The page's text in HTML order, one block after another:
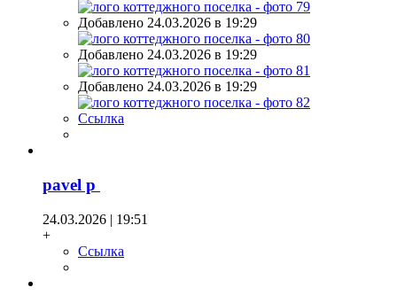
Добавлено 24.03.2026 в 19:29
Добавлено 24.03.2026 в 19:29
Добавлено 24.03.2026 в 19:29
Ссылка
pavel p
24.03.2026 | 19:51
+
Ссылка